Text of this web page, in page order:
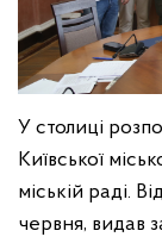
У столиці
Київської
міській раді.
червня, видав